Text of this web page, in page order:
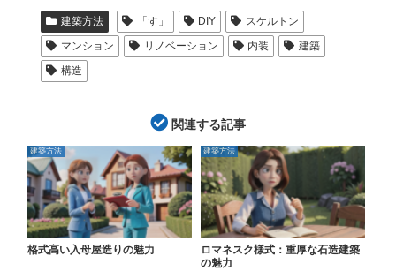
建築方法 「す」 DIY
スケルトン
マンション
リノベーション 内装
建築
構造
関連する記事
建築方法
格式高い入母屋造りの魅力
建築方法
ロマネスク様式：重厚な石造建築
の魅力